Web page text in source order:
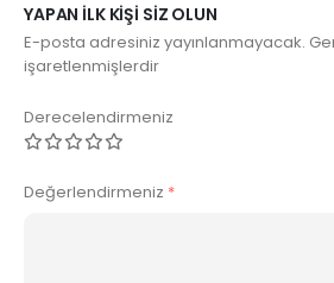
YAPAN ILK KIŞI SIZ OLUN
E-posta adresiniz yayınlanmayacak.
işaretlenmişlerdir
Derecelendirmeniz
Değerlendirmeniz *